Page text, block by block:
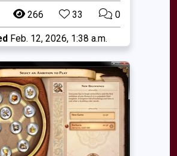
266 33 0
Feb. 12, 2026, 1:38 a.m.